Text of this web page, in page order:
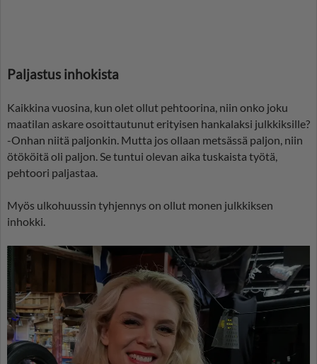
Paljastus inhokista
Kaikkina vuosina, kun olet ollut pehtoorina, niin onko joku
maatilan askare osoittautunut erityisen hankalaksi julkkiksille?
-Onhan niitä paljonkin. Mutta jos ollaan metsässä paljon, niin
ötököitä oli paljon. Se tuntui olevan aika tuskaista työtä,
pehtoori paljastaa.
Myös ulkohuussin tyhjennys on ollut monen julkkiksen
inhokki.